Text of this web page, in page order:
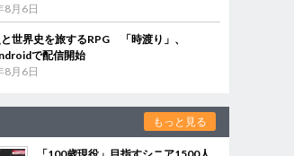
8月6日
世界史を旅するRPG 「時渡り」、
で配信開始
8月6日
もっと見る